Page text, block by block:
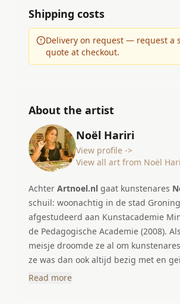
Shipping costs
Delivery on request — request a
quote at checkout.
About the artist
Noël Hariri
View profile ->
View all art from Noël
Achter Artnoel.nl gaat kunstenares
schuil: woonachtig in de stad
afgestudeerd aan Kunstacademie
de Pedagogische Academie (2008). Als 4-jarig
meisje droomde ze al om
ze was dan ook altijd bezig met en
in alles wat met kunst te maken heeft.
Read more